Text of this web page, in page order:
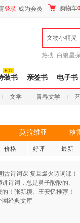
登录 成为会员 购物车
文物小精灵
热搜: 白狼星
装书 亲签书 电子书
文学 青春文学
莫拉维亚 格
价格 好评 最新